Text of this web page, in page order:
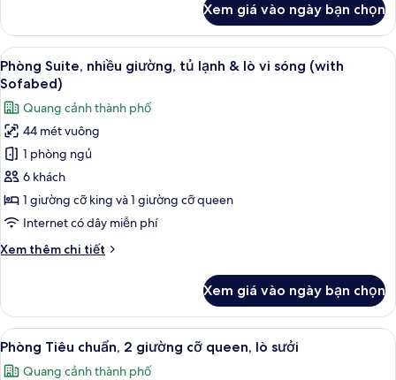
(1st
Floor;Pet
Friendly)
Phòng
Tiêu
chuẩn,
1
cỡ
king
(1st
Floor;Pet
Friendly)
Xem giá vào ngày bạn chọn
Xem
tất
cả
ảnh
Phòng
Suite,
nhiều
giường,
tủ
&
sóng
(with
Sofabed)
Bộ đồ giường kháng dị ứng, bàn,
9
Phòng Suite, nhiều giường, tủ lạnh & lò vi sóng (with
Sofabed)
Quang cảnh thành phố
44 mét vuông
1 phòng ngủ
6 khách
1 giường cỡ king và 1 giường cỡ queen
Internet có dây miễn phí
Xem thêm chi tiết
Chi
Phòng
Suite,
nhiều
giường,
tủ
Xem giá vào ngày bạn chọn
Xem
tất
Phòng Tiêu chuẩn, 2 giường cỡ
11
Phòng Tiêu chuẩn, 2 giường cỡ queen, lò sưởi
Quang cảnh thành phố